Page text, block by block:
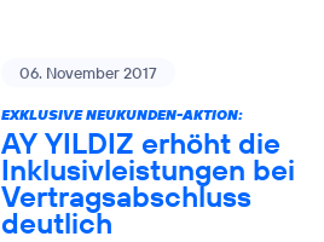
06. November 2017
EXKLUSIVE NEUKUNDEN-AKTION:
AY YILDIZ erhöht die
Inklusivleistungen bei
Vertragsabschluss
deutlich